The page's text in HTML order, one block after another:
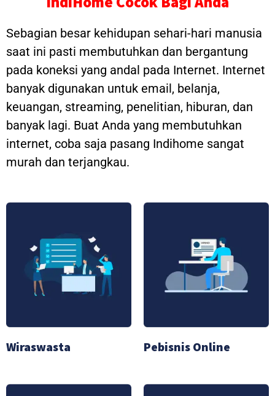
Sebagian besar kehidupan sehari-hari manusia
saat ini pasti membutuhkan dan bergantung
pada koneksi yang andal pada Internet. Internet
banyak digunakan untuk email, belanja,
keuangan, streaming, penelitian, hiburan, dan
banyak lagi. Buat Anda yang membutuhkan
internet, coba saja pasang Indihome sangat
murah dan terjangkau.
Wiraswasta Pebisnis Online